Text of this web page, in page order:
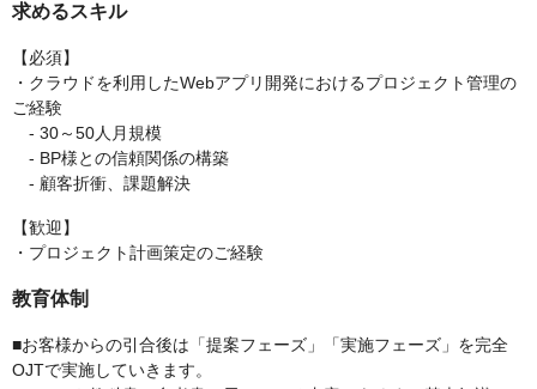
求めるスキル
【必須】
・クラウドを利用したWebアプリ開発におけるプロジェクト管理の
ご経験
- 30～50人月規模
- BP様との信頼関係の構築
- 顧客折衝、課題解決
【歓迎】
・プロジェクト計画策定のご経験
教育体制
■お客様からの引合後は「提案フェーズ」「実施フェーズ」を完全
OJTで実施していきます。